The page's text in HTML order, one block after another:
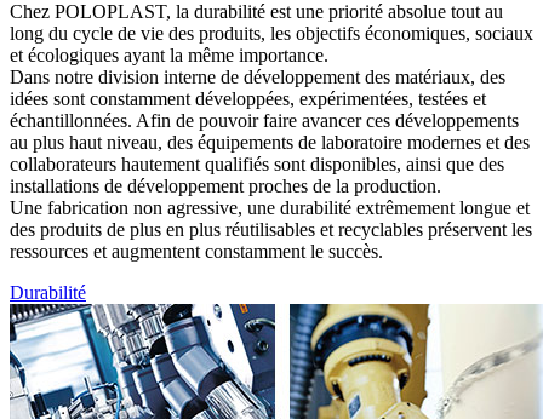
Chez POLOPLAST, la durabilité est une priorité absolue tout au
long du cycle de vie des produits, les objectifs économiques, sociaux
et écologiques ayant la même importance.
Dans notre division interne de développement des matériaux, des
idées sont constamment développées, expérimentées, testées et
échantillonnées. Afin de pouvoir faire avancer ces développements
au plus haut niveau, des équipements de laboratoire modernes et des
collaborateurs hautement qualifiés sont disponibles, ainsi que des
installations de développement proches de la production.
Une fabrication non agressive, une durabilité extrêmement longue et
des produits de plus en plus réutilisables et recyclables préservent les
ressources et augmentent constamment le succès.
Durabilité